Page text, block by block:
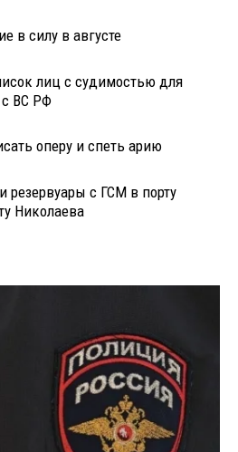
в силу в августе
лиц с судимостью для
с ВС РФ
оперу и спеть арию
резервуары с ГСМ в порту
Николаева